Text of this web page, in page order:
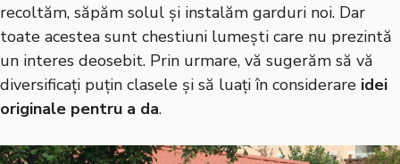
recoltăm, săpăm solul și instalăm garduri noi. Dar
toate acestea sunt chestiuni lumești care nu prezintă
un interes deosebit. Prin urmare, vă sugerăm să vă
diversificați puțin clasele și să luați în considerare idei
originale pentru a da.